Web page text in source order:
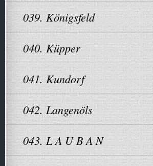
039. Königsfeld
040. Küpper
041. Kundorf
042. Langenöls
043. L A U B A N